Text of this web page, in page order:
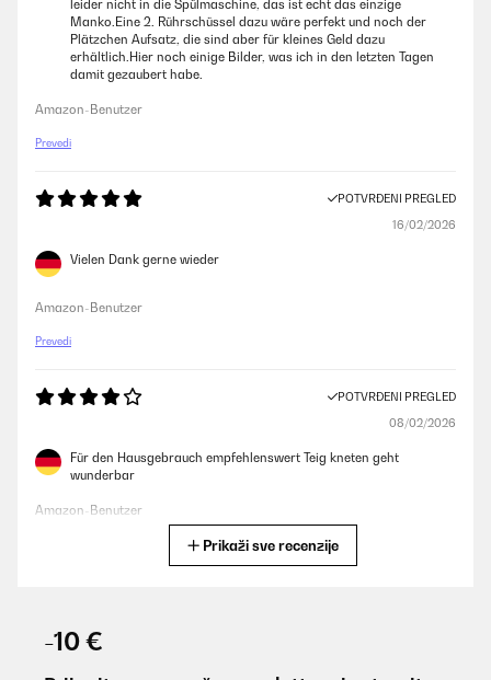
leider nicht in die Spülmaschine, das ist echt das einzige
Manko.Eine 2. Rührschüssel dazu wäre perfekt und noch der
Plätzchen Aufsatz, die sind aber für kleines Geld dazu
erhältlich.Hier noch einige Bilder, was ich in den letzten Tagen
damit gezaubert habe.
Amazon-Benutzer
Prevedi
POTVRĐENI PREGLED
16/02/2026
Vielen Dank gerne wieder
Amazon-Benutzer
Prevedi
POTVRĐENI PREGLED
08/02/2026
Für den Hausgebrauch empfehlenswert Teig kneten geht
wunderbar
Amazon-Benutzer
Prikaži sve recenzije
-10 €